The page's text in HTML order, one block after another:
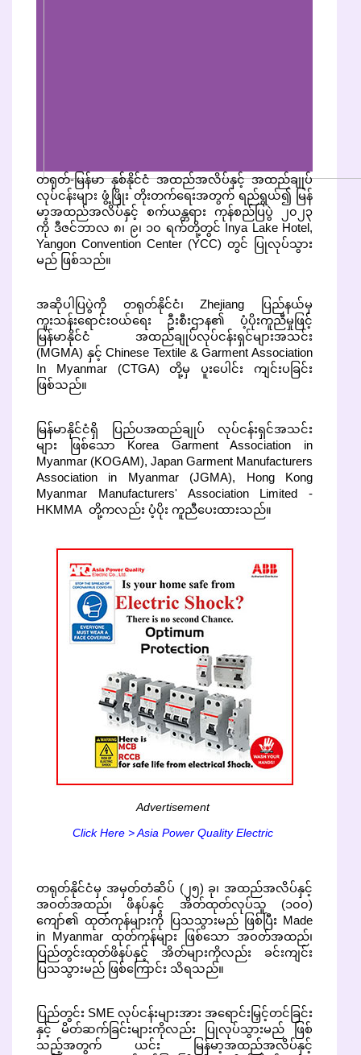
တရုတ်-မြန်မာ နှစ်နိုင်ငံ အထည်အလိပ်နှင့် အထည်ချုပ်
လုပ်ငန်းများ ဖွံ့ဖြိုး တိုးတက်ရေးအတွက် ရည်ရွယ်၍ မြန်
မာ့အထည်အလိပ်နှင့် စက်ယန္တရား ကုန်စည်ပြပွဲ ၂၀၂၃
ကို ဒီဇင်ဘာလ ၈၊ ၉၊ ၁၀ ရက်တို့တွင် Inya Lake Hotel,
Yangon Convention Center (YCC) တွင် ပြုလုပ်သွား
မည် ဖြစ်သည်။
အဆိုပါပြပွဲကို တရုတ်နိုင်ငံ၊ Zhejiang ပြည်နယ်မှ
ကူးသန်းရောင်းဝယ်ရေး ဦးစီးဌာန၏ ပံ့ပိုးကူညီမှုဖြင့်
မြန်မာနိုင်ငံ အထည်ချုပ်လုပ်ငန်းရှင်များအသင်း
(MGMA) နှင့် Chinese Textile & Garment Association
In Myanmar (CTGA) တို့မှ ပူးပေါင်း ကျင်းပခြင်း
ဖြစ်သည်။
မြန်မာနိုင်ငံရှိ ပြည်ပအထည်ချုပ် လုပ်ငန်းရှင်အသင်း
များ ဖြစ်သော Korea Garment Association in
Myanmar (KOGAM), Japan Garment Manufacturers
Association in Myanmar (JGMA), Hong Kong
Myanmar Manufacturers' Association Limited -
HKMMA တို့ကလည်း ပံ့ပိုး ကူညီပေးထားသည်။
Advertisement
Click Here > Asia Power Quality Electric
တရုတ်နိုင်ငံမှ အမှတ်တံဆိပ် (၂၅) ခု၊ အထည်အလိပ်နှင့်
အဝတ်အထည်၊ ဖိနပ်နှင့် အိတ်ထုတ်လုပ်သူ (၁၀၀)
ကျော်၏ ထုတ်ကုန်များကို ပြသသွားမည် ဖြစ်ပြီး Made
in Myanmar ထုတ်ကုန်များ ဖြစ်သော အဝတ်အထည်၊
ပြည်တွင်းထုတ်ဖိနပ်နှင့် အိတ်များကိုလည်း ခင်းကျင်း
ပြသသွားမည် ဖြစ်ကြောင်း သိရသည်။
ပြည်တွင်း SME လုပ်ငန်းများအား အရောင်းမြှင့်တင်ခြင်း
နှင့် မိတ်ဆက်ခြင်းများကိုလည်း ပြုလုပ်သွားမည် ဖြစ်
သည့်အတွက် ယင်း မြန်မာ့အထည်အလိပ်နှင့်